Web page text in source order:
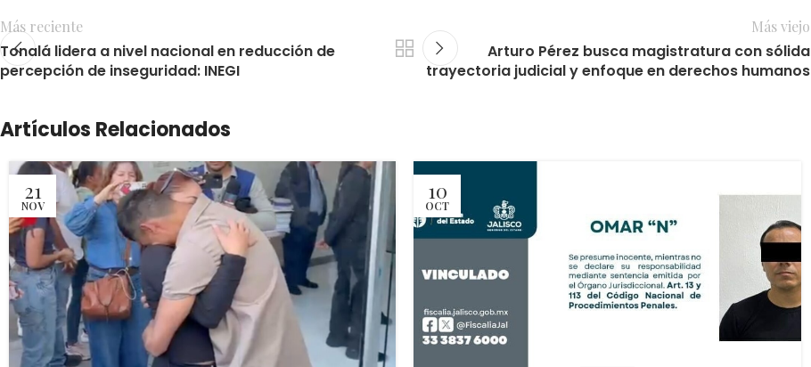
Más reciente
Tonalá lidera a nivel nacional en reducción de
percepción de inseguridad: INEGI
Más viejo
Arturo Pérez busca magistratura con sólida
trayectoria judicial y enfoque en derechos humanos
Artículos Relacionados
21
NOV
10
OCT